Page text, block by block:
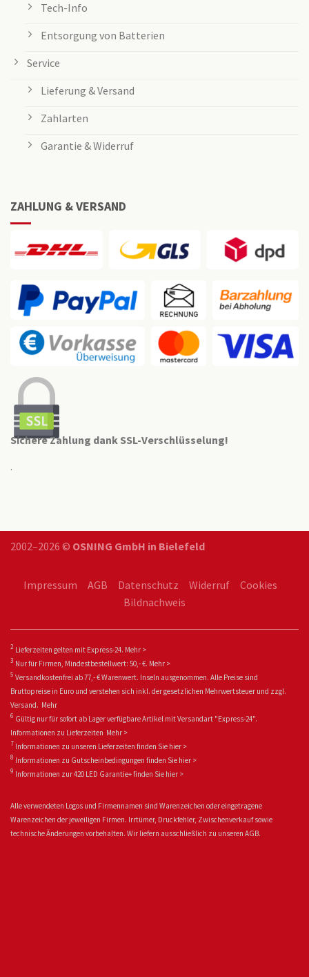
Tech-Info
Entsorgung von Batterien
Service
Lieferung & Versand
Zahlarten
Garantie & Widerruf
ZAHLUNG & VERSAND
Sichere Zahlung dank SSL-Verschlüsselung!
.
2002–2026 © OSNING GmbH in Bielefeld
Impressum AGB Datenschutz Widerruf
Cookies
Bildnachweis
2 Lieferzeiten gelten mit Express-24. Mehr >
3 Nur für Firmen, Mindestbestellwert: 50,- €. Mehr >
5 Versandkostenfrei ab 77,- € Warenwert. Inseln ausgenommen. Alle Preise sind
Bruttopreise in Euro und verstehen sich inkl. der gesetzlichen Mehrwertsteuer und zzgl.
Versand. Mehr
6 Gültig nur für sofort ab Lager verfügbare Artikel mit Versandart "Express-24".
Informationen zu Lieferzeiten Mehr >
7 Informationen zu unseren Lieferzeiten finden Sie hier >
8 Informationen zu Gutscheinbedingungen finden Sie hier >
9 Informationen zur 420 LED Garantie+ finden Sie hier >
Alle verwendeten Logos und Firmennamen sind Warenzeichen oder eingetragene
Warenzeichen der jeweiligen Firmen. Irrtümer, Druckfehler, Zwischenverkauf sowie
technische Änderungen vorbehalten. Wir liefern ausschließlich zu unseren AGB.